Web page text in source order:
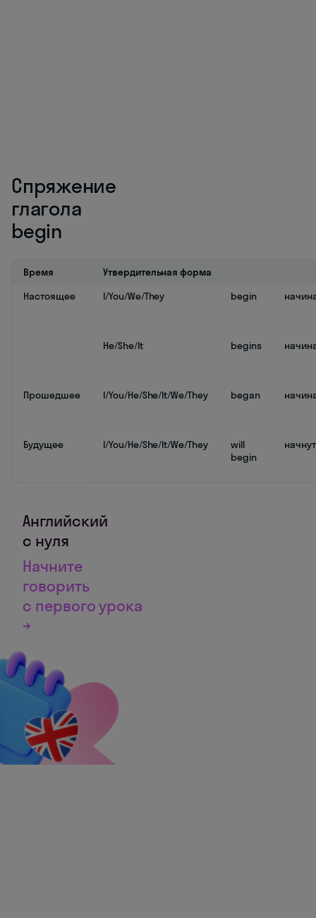
Спряжение
глагола
begin
Время
Утвердительная форма
Настоящее
I/You/We/They begin
He/She/It begins
Прошедшее I/You/He/She/It/We/They began
Будущее I/You/He/She/It/We/They
will
begin
начнут
Английский
с нуля
Начните
говорить
с первого урока
→